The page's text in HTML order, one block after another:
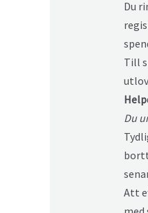
Du
Till
Du
Att